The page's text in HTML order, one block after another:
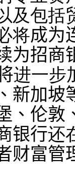
及包括
将成为
为招商
进一步
新加坡
、伦敦
银行还
财富管